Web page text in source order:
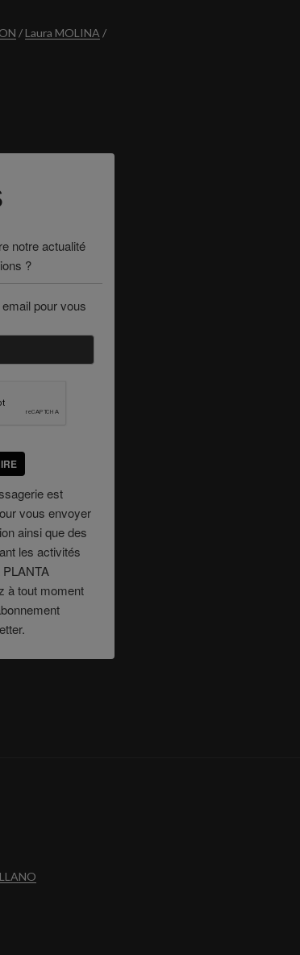
/ Laura MOLINA /
notre actualité
?
email pour vous
est
vous envoyer
ainsi que des
les activités
à tout moment